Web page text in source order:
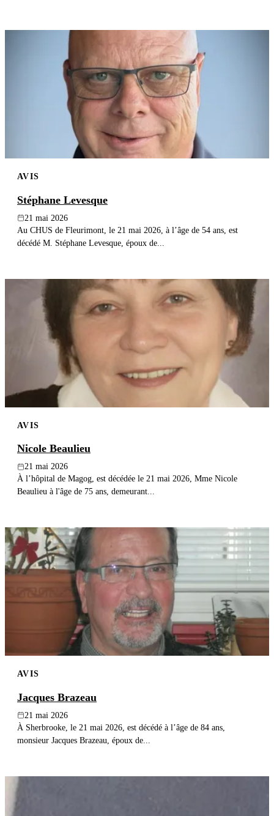
AVIS
Stéphane Levesque
21 mai 2026
Au CHUS de Fleurimont, le 21 mai 2026, à l’âge de 54 ans, est
décédé M. Stéphane Levesque, époux de...
AVIS
Nicole Beaulieu
21 mai 2026
À l’hôpital de Magog, est décédée le 21 mai 2026, Mme Nicole
Beaulieu à l'âge de 75 ans, demeurant...
AVIS
Jacques Brazeau
21 mai 2026
À Sherbrooke, le 21 mai 2026, est décédé à l’âge de 84 ans,
monsieur Jacques Brazeau, époux de...